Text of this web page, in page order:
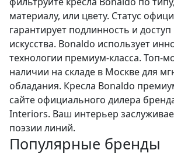
материалу, или цвету. Статус
гарантирует подлинность и
искусства. Bonaldo использует
технологии премиум-класса. Топ-
наличии на складе в Москве для
обладания. Кресла Bonaldo
сайте официального дилера
Interiors. Ваш интерьер
поэзии линий.
Популярные бренды